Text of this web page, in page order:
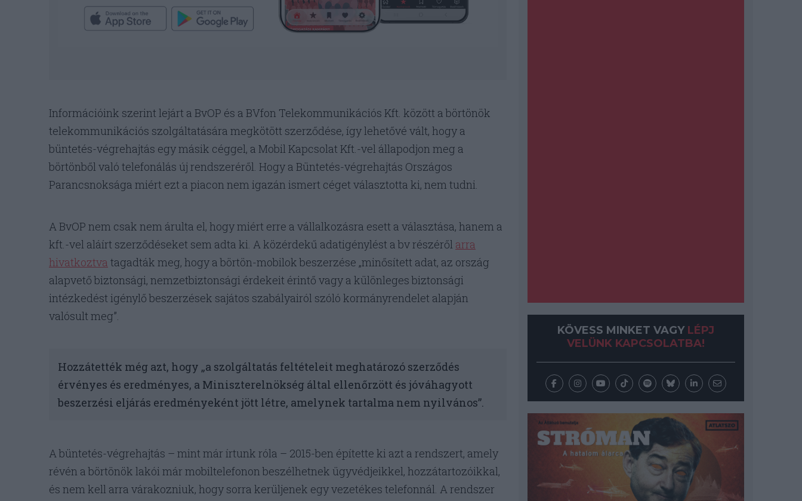
Információink szerint lejárt a BvOP és a BVfon Telekommunikációs Kft. között a börtönök
telekommunikációs szolgáltatására megkötött szerződése, így lehetővé vált, hogy a
büntetés-végrehajtás egy másik céggel, a Mobil Kapcsolat Kft.-vel állapodjon meg a
börtönből való telefonálás új rendszeréről. Hogy a Büntetés-végrehajtás Országos
Parancsnoksága miért ezt a piacon nem igazán ismert céget választotta ki, nem tudni.
A BvOP nem csak nem árulta el, hogy miért erre a vállalkozásra esett a választása, hanem a
kft.-vel aláírt szerződéseket sem adta ki. A közérdekű adatigénylést a bv részéről arra
hivatkoztva tagadták meg, hogy a börtön-mobilok beszerzése „minősített adat, az ország
alapvető biztonsági, nemzetbiztonsági érdekeit érintő vagy a különleges biztonsági
intézkedést igénylő beszerzések sajátos szabályairól szóló kormányrendelet alapján
valósult meg”.
Hozzátették még azt, hogy „a szolgáltatás feltételeit meghatározó szerződés
érvényes és eredményes, a Miniszterelnökség által ellenőrzött és jóváhagyott
beszerzési eljárás eredményeként jött létre, amelynek tartalma nem nyilvános”.
A büntetés-végrehajtás – mint már írtunk róla – 2015-ben építette ki azt a rendszert, amely
révén a börtönök lakói már mobiltelefonon beszélhetnek ügyvédjeikkel, hozzátartozóikkal,
és nem kell arra várakozniuk, hogy sorra kerüljenek egy vezetékes telefonnál. A rendszer
KÖVESS MINKET VAGY LÉPJ
VELÜNK KAPCSOLATBA!